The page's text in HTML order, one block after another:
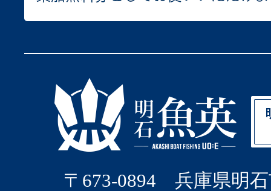
〒673-0894 兵庫県明石